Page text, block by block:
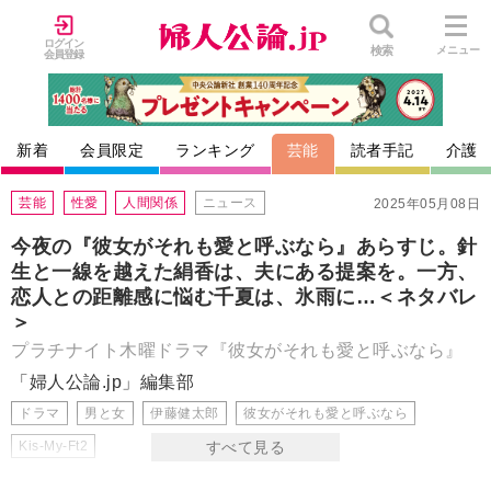
ログイン
会員登録
検索 メニュー
新着 会員限定 ランキング 芸能 読者手記 介護
2025年05月08日
芸能 性愛 人間関係 ニュース
今夜の『彼女がそれも愛と呼ぶなら』あらすじ。針
生と一線を越えた絹香は、夫にある提案を。一方、
恋人との距離感に悩む千夏は、氷雨に…＜ネタバレ
＞
プラチナイト木曜ドラマ『彼女がそれも愛と呼ぶなら』
「婦人公論.jp」編集部
ドラマ 男と女 伊藤健太郎 彼女がそれも愛と呼ぶなら
Kis-My-Ft2